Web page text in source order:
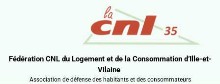
Fédération CNL du Logement et de la Consommation d’Ille-et-
Vilaine
Association de défense des habitants et des consommateurs